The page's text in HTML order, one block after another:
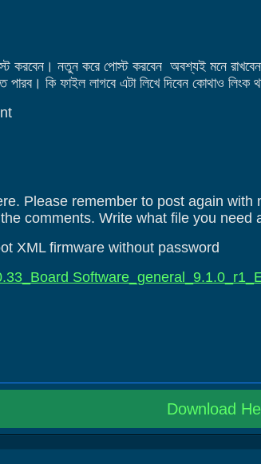
করবেন। নতুন করে পোস্ট করবেন অবশ্যই মনে রাখবেন
কি ফাইল লাগবে এটা লিখে দিবেন কোথাও লিংক
Please remember to post again
comments. Write what file you need
XML firmware without password
Download